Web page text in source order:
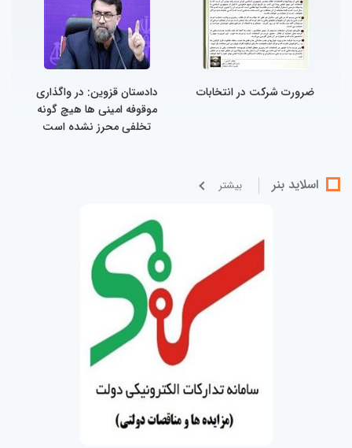
ضرورت شرکت در انتخابات
دادستان قزوین: در واگذاری
موقوفه امینی ها هیچ گونه
تخلفی محرز نشده است
اسلاید بنر بيشتر